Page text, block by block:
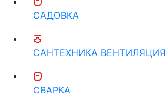
САДОВКА
САНТЕХНИКА ВЕНТИЛЯЦИЯ
СВАРКА